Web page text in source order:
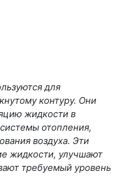
для
контуру. Они
жидкости в
отопления,
воздуха. Эти
жидкости, улучшают
требуемый уровень